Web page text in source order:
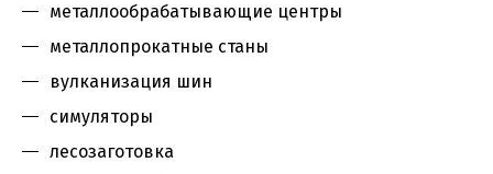
металлообрабатывающие центры
металлопрокатные станы
вулканизация шин
симуляторы
лесозаготовка